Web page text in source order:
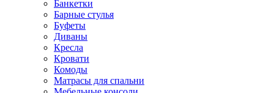
Банкетки
Барные стулья
Буфеты
Диваны
Кресла
Кровати
Комоды
Матрасы для спальни